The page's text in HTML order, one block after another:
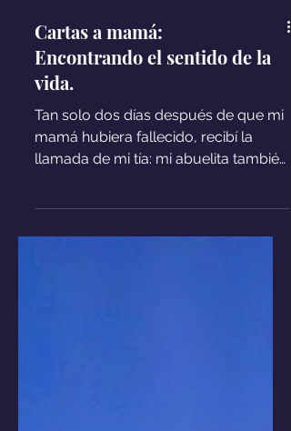
Cartas a mamá:
Encontrando el sentido de la
vida.
mamá hubiera fallecido, recibí la